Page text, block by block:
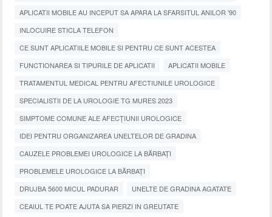
APLICATII MOBILE AU INCEPUT SA APARA LA SFARSITUL ANILOR '90
INLOCUIRE STICLA TELEFON
CE SUNT APLICATIILE MOBILE SI PENTRU CE SUNT ACESTEA
FUNCTIONAREA SI TIPURILE DE APLICATII
APLICATII MOBILE
TRATAMENTUL MEDICAL PENTRU AFECTIUNILE UROLOGICE
SPECIALISTII DE LA UROLOGIE TG MURES 2023
SIMPTOME COMUNE ALE AFECȚIUNII UROLOGICE
IDEI PENTRU ORGANIZAREA UNELTELOR DE GRADINA
CAUZELE PROBLEMEI UROLOGICE LA BĂRBAȚI
PROBLEMELE UROLOGICE LA BĂRBAȚI
DRUJBA 5600 MICUL PADURAR
UNELTE DE GRADINA AGATATE
CEAIUL TE POATE AJUTA SA PIERZI IN GREUTATE